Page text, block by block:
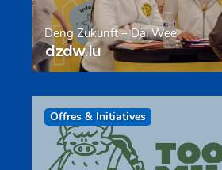
Deng Zukunft – Däi Wee
dzdw.lu
Offres & Initiatives